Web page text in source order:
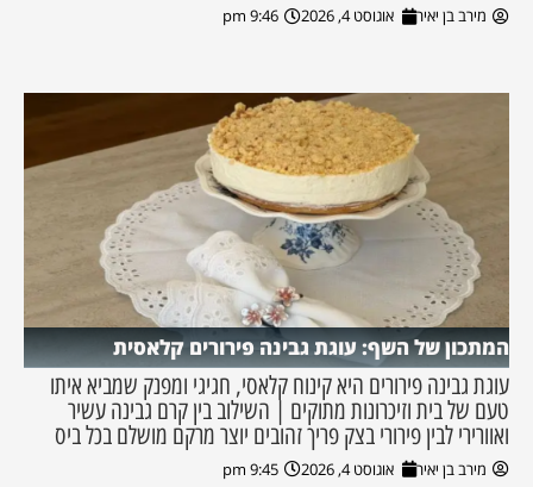
מירב בן יאיר אוגוסט 4, 2026 9:46 pm
המתכון של השף: עוגת גבינה פירורים קלאסית
עוגת גבינה פירורים היא קינוח קלאסי, חגיגי ומפנק שמביא איתו
טעם של בית וזיכרונות מתוקים | השילוב בין קרם גבינה עשיר
ואוורירי לבין פירורי בצק פריך זהובים יוצר מרקם מושלם בכל ביס
מירב בן יאיר אוגוסט 4, 2026 9:45 pm